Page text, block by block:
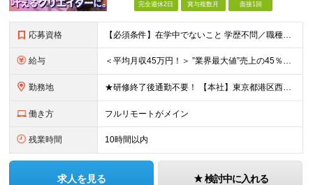
完全週休2日 賞与複数月 面接1回
応募資格 【必須条件】在学中でないこと 学歴不問／職種未経験／業種未経験／社会人未経験／第二新卒／ブランクOK ◎応募時に特別な経験やスキルは必要ありません。 意欲・人柄重視の採用です！ ＼こんなあなた
給与 ＜平均月収45万円！＞ ”業界最大値”売上の45％以上をそのまま支給。 月給25万円以上＋インセンティブ ※研修後、月給35万円スタートの実績あり！ ◎経験・能力を考慮し決定します。 ◎頑張りに応じ
勤務地 ★研修終了後通勤不要！ 【本社】東京都港区西麻布1-2-14デュオ・スカーラ西麻布タワーウエスト 602号室 【品川支社】東京都品川区西五反田5-23-3BLOCKS目黒不動前3階 【大阪支社】大阪
働き方 フルリモートがメイン
残業時間 10時間以内
求人を見る 検討中に入れる